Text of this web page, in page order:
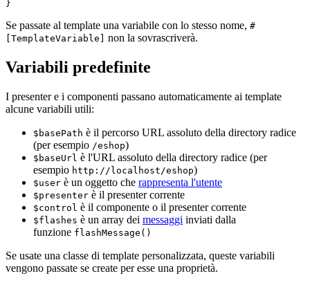
Se passate al template una variabile con lo stesso nome, #
[TemplateVariable]
non la sovrascriverà.
Variabili predefinite
I presenter e i componenti passano automaticamente ai template
alcune variabili utili:
$basePath è il percorso URL assoluto della directory radice
(per esempio /eshop)
$baseUrl è l'URL assoluto della directory radice (per
esempio http://localhost/eshop)
$user è un oggetto che rappresenta l'utente
$presenter è il presenter corrente
$control è il componente o il presenter corrente
$flashes è un array dei messaggi inviati dalla
funzione flashMessage()
Se usate una classe di template personalizzata, queste variabili
vengono passate se create per esse una proprietà.